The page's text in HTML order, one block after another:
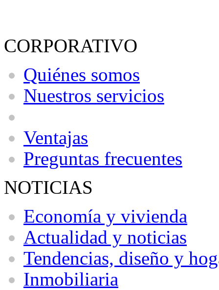
CORPORATIVO
Quiénes somos
Nuestros servicios
Ventajas
Preguntas frecuentes
NOTICIAS
Economía y vivienda
Actualidad y noticias
Tendencias, diseño y
Inmobiliaria